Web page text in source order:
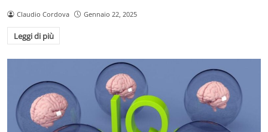
Claudio Cordova Gennaio 22, 2025
Leggi di più